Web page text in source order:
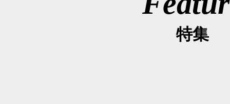
特集